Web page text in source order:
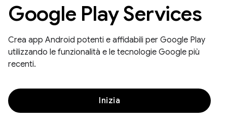
Google Play Services
Crea app Android potenti e affidabili per Google Play
utilizzando le funzionalità e le tecnologie Google più
recenti.
Inizia